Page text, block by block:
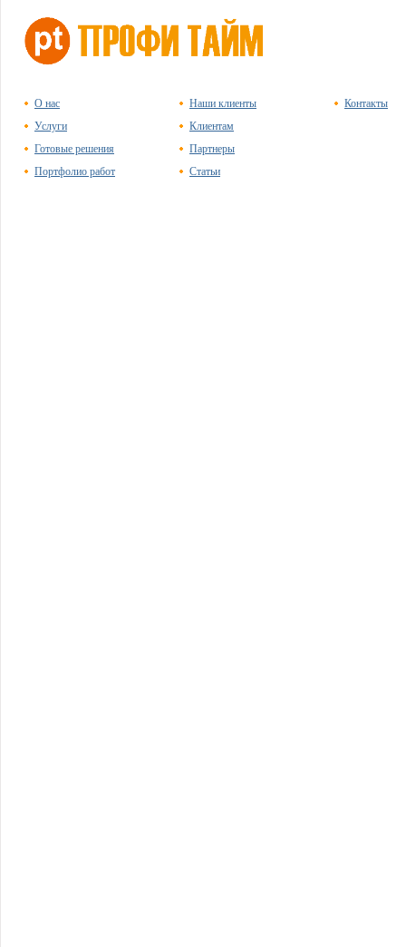
О нас
Услуги
Готовые решения
Портфолио работ
Наши клиенты
Клиентам
Партнеры
Статьи
Контакты